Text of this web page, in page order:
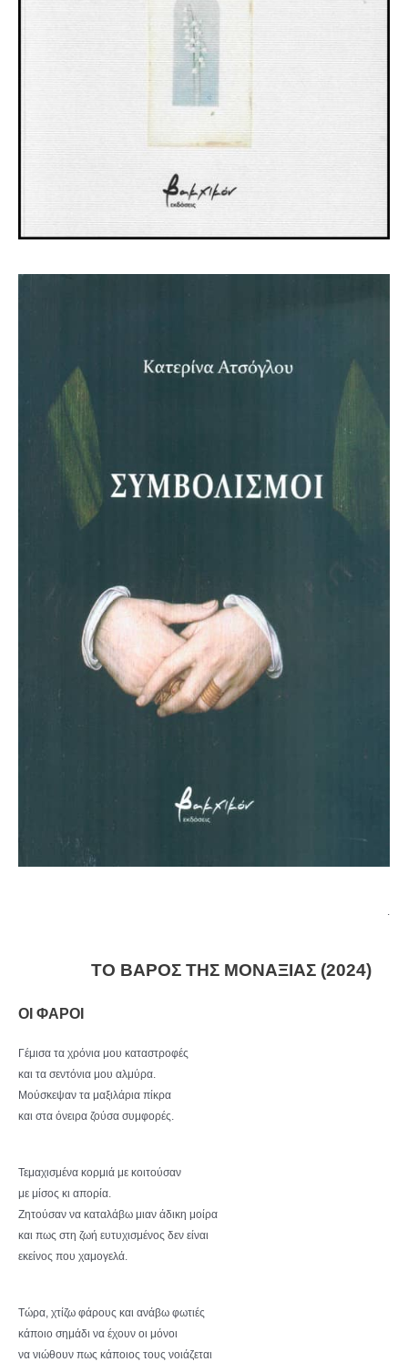
.
ΤΟ ΒΑΡΟΣ ΤΗΣ ΜΟΝΑΞΙΑΣ (2024)
ΟΙ ΦΑΡΟΙ
Γέμισα τα χρόνια μου καταστροφές
και τα σεντόνια μου αλμύρα.
Μούσκεψαν τα μαξιλάρια πίκρα
και στα όνειρα ζούσα συμφορές.
Τεμαχισμένα κορμιά με κοιτούσαν
με μίσος κι απορία.
Ζητούσαν να καταλάβω μιαν άδικη μοίρα
και πως στη ζωή ευτυχισμένος δεν είναι
εκείνος που χαμογελά.
Τώρα, χτίζω φάρους και ανάβω φωτιές
κάποιο σημάδι να έχουν οι μόνοι
να νιώθουν πως κάποιος τους νοιάζεται